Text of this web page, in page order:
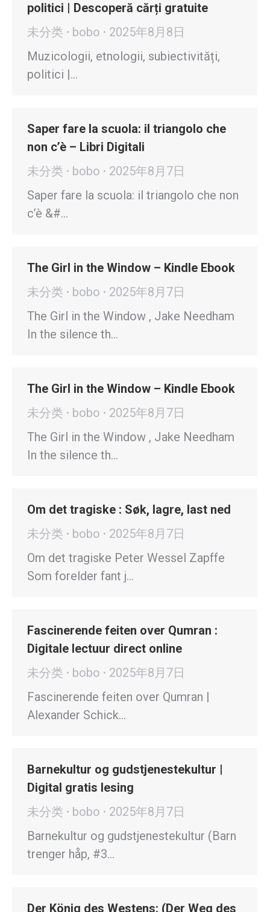
politici | Descoperă cărți gratuite
未分类
bobo
2025年8月8日
Muzicologii, etnologii, subiectivități,
politici |…
Saper fare la scuola: il triangolo che
non c’è – Libri Digitali
未分类
bobo
2025年8月7日
Saper fare la scuola: il triangolo che non
c’è &#…
The Girl in the Window – Kindle Ebook
未分类
bobo
2025年8月7日
The Girl in the Window , Jake Needham
In the silence th…
The Girl in the Window – Kindle Ebook
未分类
bobo
2025年8月7日
The Girl in the Window , Jake Needham
In the silence th…
Om det tragiske : Søk, lagre, last ned
未分类
bobo
2025年8月7日
Om det tragiske Peter Wessel Zapffe
Som forelder fant j…
Fascinerende feiten over Qumran :
Digitale lectuur direct online
未分类
bobo
2025年8月7日
Fascinerende feiten over Qumran |
Alexander Schick…
Barnekultur og gudstjenestekultur |
Digital gratis lesing
未分类
bobo
2025年8月7日
Barnekultur og gudstjenestekultur (Barn
trenger håp, #3…
Der König des Westens: (Der Weg des